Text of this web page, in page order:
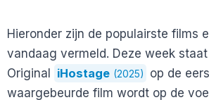
Hieronder zijn de populairste films
vandaag vermeld. Deze week
Original
iHostage (2025)
op de
waargebeurde film wordt op de